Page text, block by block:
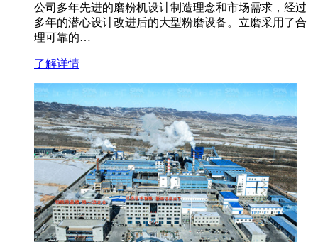
公司多年先进的磨粉机设计制造理念和市场需求，经过
多年的潜心设计改进后的大型粉磨设备。立磨采用了合
理可靠的…
了解详情